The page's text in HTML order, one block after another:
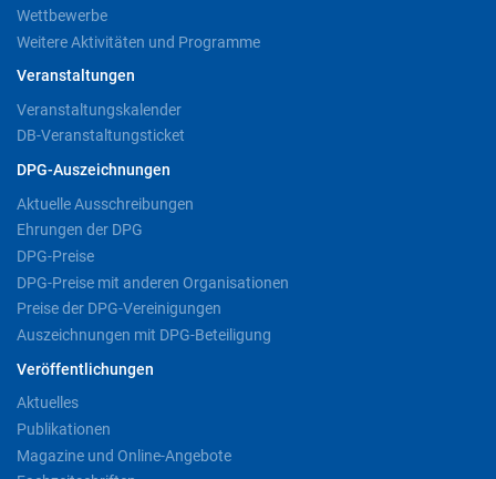
Wettbewerbe
Weitere Aktivitäten und Programme
Veranstaltungen
Veranstaltungskalender
DB-Veranstaltungsticket
DPG-Auszeichnungen
Aktuelle Ausschreibungen
Ehrungen der DPG
DPG-Preise
DPG-Preise mit anderen Organisationen
Preise der DPG-Vereinigungen
Auszeichnungen mit DPG-Beteiligung
Veröffentlichungen
Aktuelles
Publikationen
Magazine und Online-Angebote